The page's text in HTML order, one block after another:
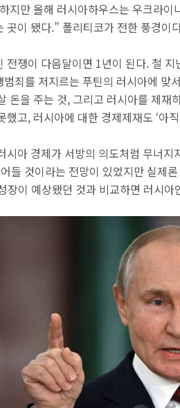
지만 올해 러시아하우스는 우크라
곳이 됐다.” 폴리티코가 전한 풍경이
전쟁이 다음달이면 1년이 된다. 철
죄를 저지르는 푸틴의 러시아에 맞
돈을 주는 것, 그리고 러시아를 제재
했고, 러시아에 대한 경제제재도 ‘아
시아 경제가 서방의 의도처럼 무너
들 것이라는 전망이 있었지만 실제
장이 예상됐던 것과 비교하면 러시아